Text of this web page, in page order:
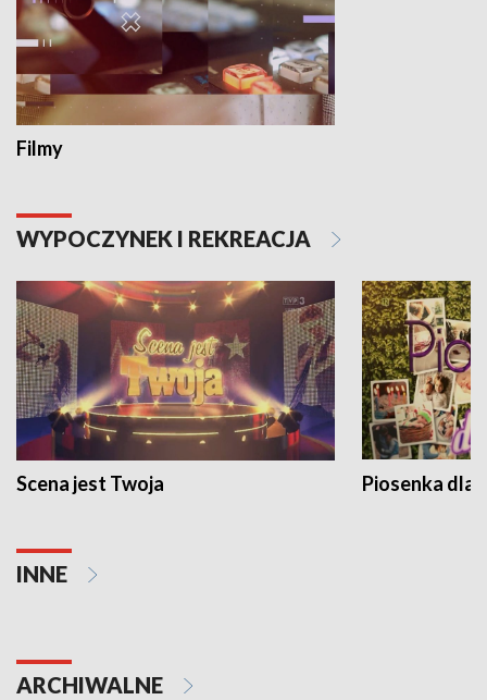
Filmy
WYPOCZYNEK I REKREACJA
Scena jest Twoja Piosenka dla
INNE
ARCHIWALNE